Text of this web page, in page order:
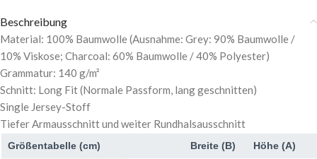
Beschreibung
Material: 100% Baumwolle (Ausnahme: Grey: 90% Baumwolle /
10% Viskose; Charcoal: 60% Baumwolle / 40% Polyester)
Grammatur: 140 g/m²
Schnitt: Long Fit (Normale Passform, lang geschnitten)
Single Jersey-Stoff
Tiefer Armausschnitt und weiter Rundhalsausschnitt